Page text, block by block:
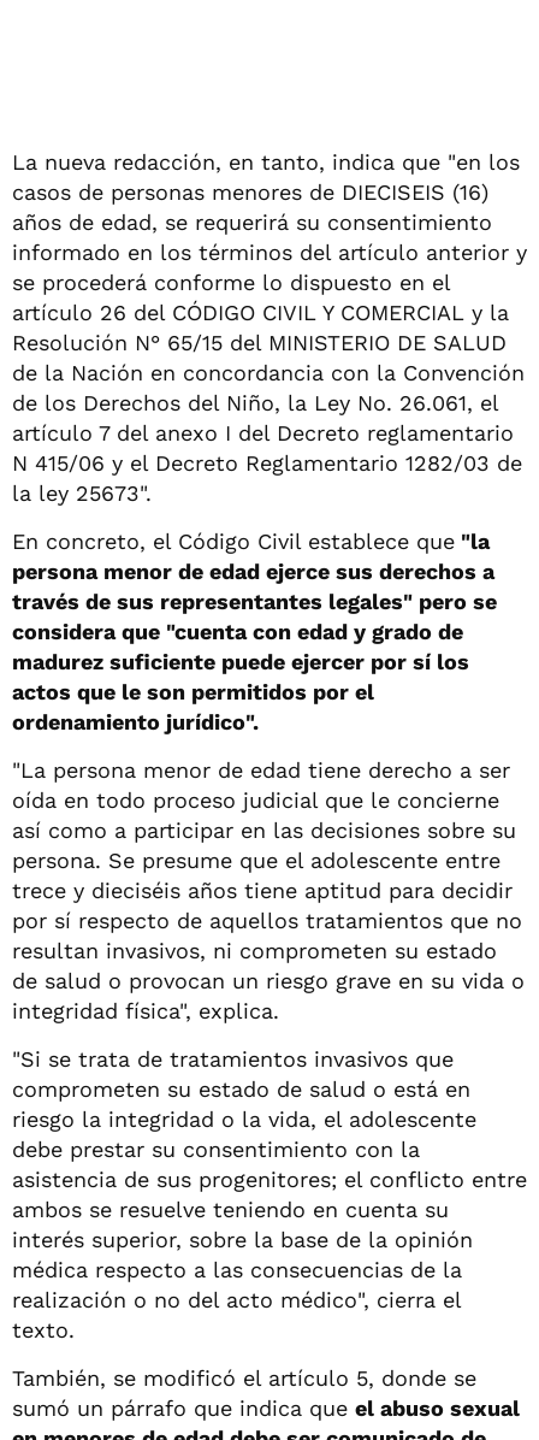
La nueva redacción, en tanto, indica que "en los
casos de personas menores de DIECISEIS (16)
años de edad, se requerirá su consentimiento
informado en los términos del artículo anterior y
se procederá conforme lo dispuesto en el
artículo 26 del CÓDIGO CIVIL Y COMERCIAL y la
Resolución N° 65/15 del MINISTERIO DE SALUD
de la Nación en concordancia con la Convención
de los Derechos del Niño, la Ley No. 26.061, el
artículo 7 del anexo I del Decreto reglamentario
N 415/06 y el Decreto Reglamentario 1282/03 de
la ley 25673".
En concreto, el Código Civil establece que "la
persona menor de edad ejerce sus derechos a
través de sus representantes legales" pero se
considera que "cuenta con edad y grado de
madurez suficiente puede ejercer por sí los
actos que le son permitidos por el
ordenamiento jurídico".
"La persona menor de edad tiene derecho a ser
oída en todo proceso judicial que le concierne
así como a participar en las decisiones sobre su
persona. Se presume que el adolescente entre
trece y dieciséis años tiene aptitud para decidir
por sí respecto de aquellos tratamientos que no
resultan invasivos, ni comprometen su estado
de salud o provocan un riesgo grave en su vida o
integridad física", explica.
"Si se trata de tratamientos invasivos que
comprometen su estado de salud o está en
riesgo la integridad o la vida, el adolescente
debe prestar su consentimiento con la
asistencia de sus progenitores; el conflicto entre
ambos se resuelve teniendo en cuenta su
interés superior, sobre la base de la opinión
médica respecto a las consecuencias de la
realización o no del acto médico", cierra el
texto.
También, se modificó el artículo 5, donde se
sumó un párrafo que indica que el abuso sexual